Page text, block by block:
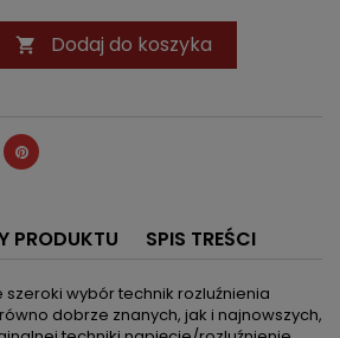
 Dodaj do koszyka
PRODUKTU SPIS TREŚCI
wybór technik rozluźnienia
dobrze znanych, jak i najnowszych,